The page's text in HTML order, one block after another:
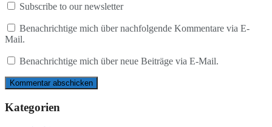
Subscribe to our newsletter
Benachrichtige mich über nachfolgende Kommentare via E-
Mail.
Benachrichtige mich über neue Beiträge via E-Mail.
Kategorien